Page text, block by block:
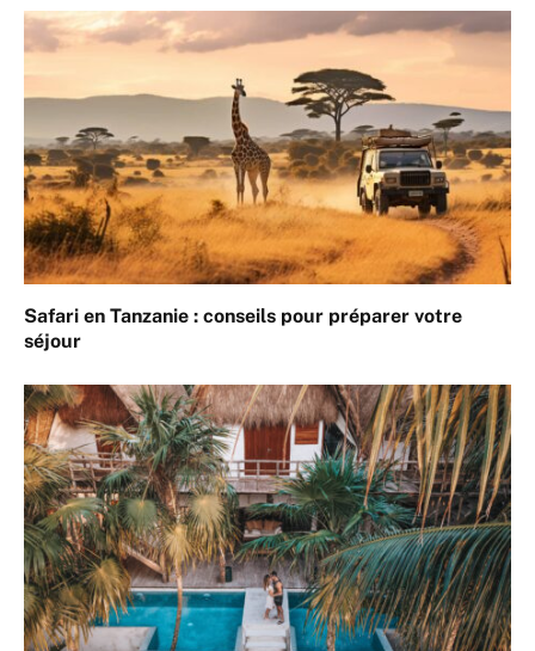
Safari en Tanzanie : conseils pour préparer votre
séjour